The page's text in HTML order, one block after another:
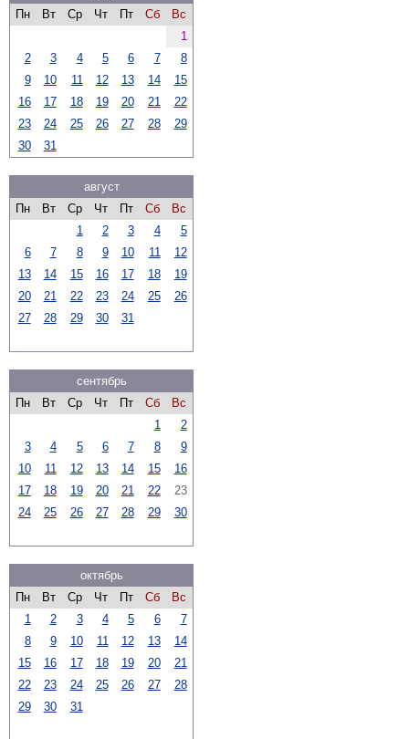
Пн
Вт Ср Чт Пт Сб
Вс
1
2
3 4 5 6 7
8
9
10 11 12 13 14
15
16
17 18 19 20 21
22
23
24 25 26 27 28
29
30
31
август
Пн
Вт Ср Чт Пт Сб
Вс
1
2 3 4
5
6
7 8 9 10 11
12
13
14 15 16 17 18
19
20
21 22 23 24 25
26
27
28 29 30 31
сентябрь
Пн
Вт Ср Чт Пт Сб
Вс
1
2
3
4 5 6 7 8
9
10
11 12 13 14 15
16
17
18 19 20 21 22
23
24
25 26 27 28 29 30
октябрь
Пн
Вт Ср Чт Пт Сб
Вс
1
2 3 4 5 6
7
8
9 10 11 12 13
14
15
16 17 18 19 20
21
22
23 24 25 26 27
28
29
30 31